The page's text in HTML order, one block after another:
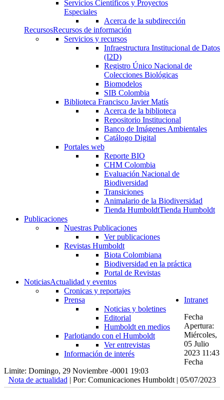
Servicios Científicos y Proyectos
Especiales
Acerca de la subdirección
RecursosRecursos de información
Servicios y recursos
Infraestructura Institucional de Datos
(I2D)
Registro Único Nacional de
Colecciones Biológicas
Biomodelos
SIB Colombia
Biblioteca Francisco Javier Matís
Acerca de la biblioteca
Repositorio Institucional
Banco de Imágenes Ambientales
Catálogo Digital
Portales web
Reporte BIO
CHM Colombia
Evaluación Nacional de
Biodiversidad
Transiciones
Animalario de la Biodiversidad
Tienda HumboldtTienda Humboldt
Publicaciones
Nuestras Publicaciones
Ver publicaciones
Revistas Humboldt
Biota Colombiana
Biodiversidad en la práctica
Portal de Revistas
NoticiasActualidad y eventos
Cronicas y reportajes
Prensa
Noticias y boletines
Editorial
Humboldt en medios
Parlotiando con el Humboldt
Ver entrevistas
Información de interés
Intranet
Fecha
Apertura:
Miércoles,
05 Julio
2023 11:43
Fecha
Limite: Domingo, 29 Noviembre -0001 19:03
Nota de actualidad | Por: Comunicaciones Humboldt | 05/07/2023